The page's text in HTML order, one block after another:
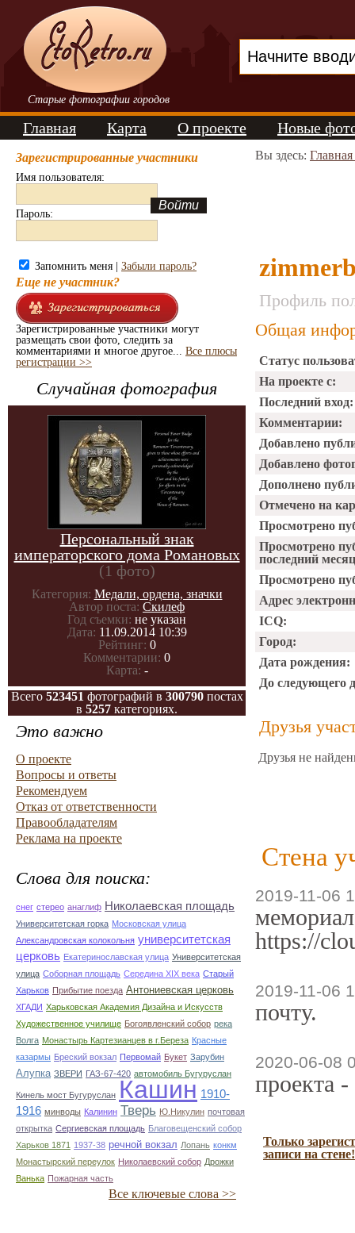
Старые фотографии городов
Главная Карта О проекте Новые
Зарегистрированные участники
Имя пользователя:
Пароль:
Запомнить меня | Забыли пароль?
Еще не участник?
Зарегистрированные участники могут
размещать свои фото, следить за
комментариями и многое другое... Все плюсы
регистрации >>
Случайная фотография
Персональный знак
императорского дома Романовых
(1 фото)
Категория: Медали, ордена, значки
Автор поста: Скилеф
Год съемки: не указан
Дата: 11.09.2014 10:39
Рейтинг: 0
Комментарии: 0
Карта: -
Всего 523451 фотографий в 300790постах
в 5257 категориях.
Это важно
О проекте
Вопросы и ответы
Рекомендуем
Отказ от ответственности
Правообладателям
Реклама на проекте
Слова для поиска:
снег стерео анаглиф Николаевская площадь
Университетская горка Московская улица
Александровская колокольня университетская
церковь Екатеринославская улица Университетская
улица Соборная площадь Середина XIX века Старый
Харьков Прибытие поезда Антониевская церковь
ХГАДИ Харьковская Академия Дизайна и Искусств
Художественное училище Богоявленский собор река
Волга Монастырь Картезианцев в г.Береза Красные
казармы Бреский вокзал Первомай Букет Зарубин
Алупка ЗВЕРИ ГАЗ-67-420 автомобиль Бугуруслан
Кинель мост Бугуруслан Кашин 1910-
1916 минводы Калинин Тверь Ю.Никулин почтовая
открытка Сергиевская площадь Благовещенский собор
Харьков 1871 1937-38 речной вокзал Лопань конкм
Монастырский переулок Николаевский собор Дрожки
Ванька Пожарная часть
Все ключевые слова >>
Вы здесь:
Профиль
Общая
Статус
На проекте с:
Последний вход:
Комментарии:
Добавлено
Добавлено
Дополнено
Отмечено на
Просмотрено
Просмотрено
последний
Просмотрено
Адрес
ICQ:
Город:
Дата рождения:
До следующего
Друзья
Друзья не
Стена
2019-11-06
https://
2019-11-06
почту.
2020-06-08
проекта
Только
записи на стене!